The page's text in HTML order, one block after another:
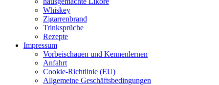
Whiskey
Zigarrenbrand
Trinksprüche
Rezepte
Impressum
Vorbeischauen und Kennenlernen
Anfahrt
Cookie-Richtlinie (EU)
Allgemeine Geschäftsbedingungen